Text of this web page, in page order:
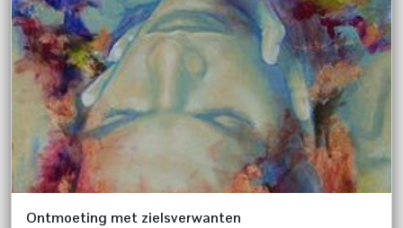
Ontmoeting met zielsverwanten